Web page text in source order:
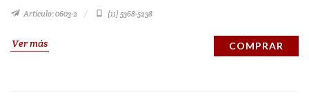
Artículo: 0603-2 (11) 5368-5238
Ver más COMPRAR